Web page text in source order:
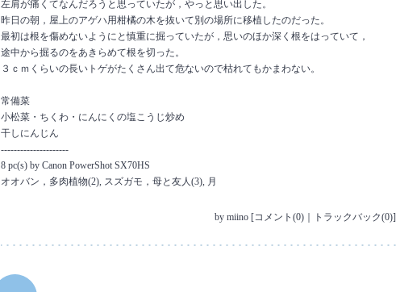
左肩が痛くてなんだろうと思っていたが，やっと思い出した。
昨日の朝，屋上のアゲハ用柑橘の木を抜いて別の場所に移植したのだった。
最初は根を傷めないようにと慎重に掘っていたが，思いのほか深く根をはっていて，
途中から掘るのをあきらめて根を切った。
３ｃｍくらいの長いトゲがたくさん出て危ないので枯れてもかまわない。
常備菜
小松菜・ちくわ・にんにくの塩こうじ炒め
干しにんじん
---------------------
8 pc(s) by Canon PowerShot SX70HS
オオバン，多肉植物(2), スズガモ，母と友人(3), 月
by miino [コメント(0) トラックバック(0)]